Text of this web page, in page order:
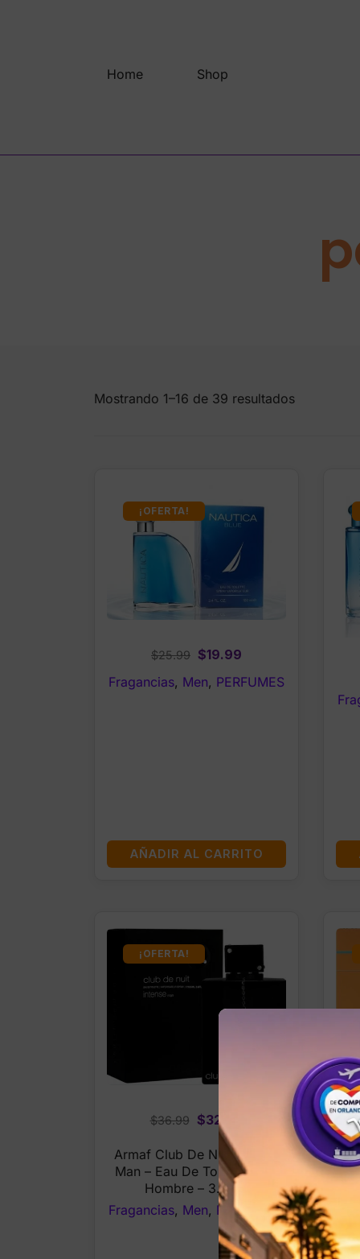
Home
Shop
Mostrando 1–16 de 39 resultados
¡OFERTA!
$25.99 Original
price
was:
$19.99
price
Fragancias, Men, PERFUMES
AÑADIR AL CARRITO
¡OFERTA!
$36.99
Original
price
was:
$36.99.
$32.99
Current
is:
$32.99.
Armaf Club De Nuit Intense
Man – Eau De Toilette Para
Hombre – 3.6 Oz
Fragancias, Men, PERFUMES